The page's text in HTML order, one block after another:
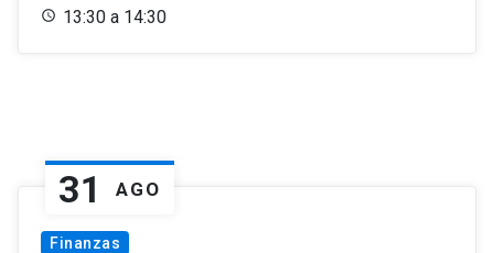
13:30 a 14:30
31 AGO
Finanzas